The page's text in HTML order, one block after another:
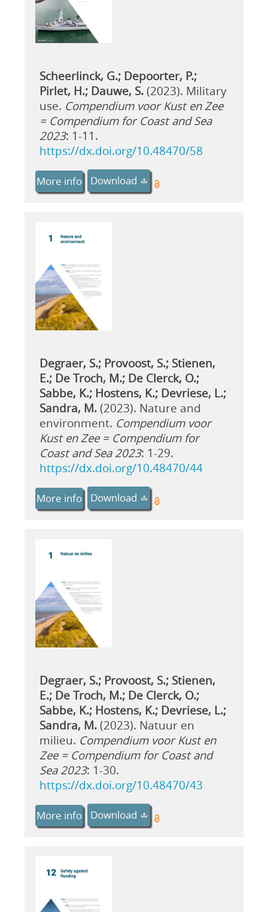
Scheerlinck, G.; Depoorter, P.;
Pirlet, H.; Dauwe, S.(2023). Military
use. Compendium voor Kust en Zee
= Compendium for Coast and Sea
2023: 1-11.
https://dx.doi.org/10.48470/58
More info Download
Degraer, S.; Provoost, S.; Stienen,
E.; De Troch, M.; De Clerck, O.;
Sabbe, K.; Hostens, K.; Devriese, L.;
Sandra, M.(2023). Nature and
environment. Compendium voor
Kust en Zee = Compendium for
Coast and Sea 2023: 1-29.
https://dx.doi.org/10.48470/44
More info Download
Degraer, S.; Provoost, S.; Stienen,
E.; De Troch, M.; De Clerck, O.;
Sabbe, K.; Hostens, K.; Devriese, L.;
Sandra, M.(2023). Natuur en
milieu. Compendium voor Kust en
Zee = Compendium for Coast and
Sea 2023: 1-30.
https://dx.doi.org/10.48470/43
More info Download